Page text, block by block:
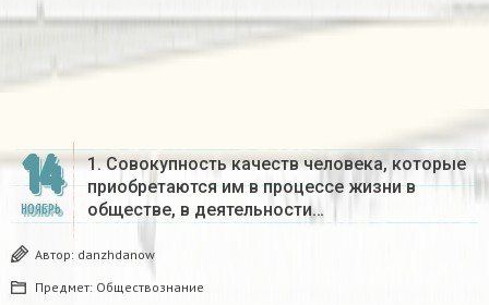
14
НОЯБРЬ
1. Совокупность качеств человека, которые
приобретаются им в процессе жизни в
обществе, в деятельности…
Автор: danzhdanow
Предмет: Обществознание